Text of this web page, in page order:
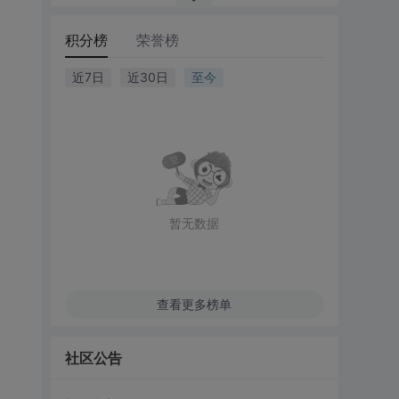
积分榜 荣誉榜
近7日 近30日 至今
暂无数据
查看更多榜单
社区公告